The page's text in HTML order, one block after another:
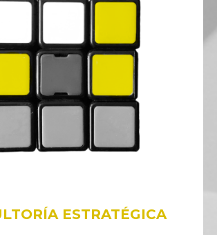
ESTRATÉGICA